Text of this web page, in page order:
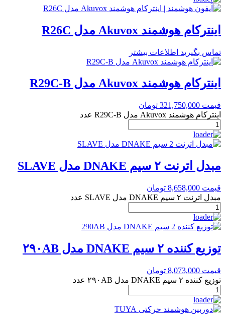
اینترکام هوشمند Akuvox مدل R26C
تماس بگیرید اطلاعات بیشتر
اینترکام هوشمند Akuvox مدل R29C-B
قیمت 321,750,000 تومان
اینترکام هوشمند Akuvox مدل R29C-B عدد
مبدل اترنت ۲ سیم DNAKE مدل SLAVE
قیمت 8,658,000 تومان
مبدل اترنت ۲ سیم DNAKE مدل SLAVE عدد
توزیع کننده ۲ سیم DNAKE مدل ۲۹۰AB
قیمت 8,073,000 تومان
توزیع کننده ۲ سیم DNAKE مدل ۲۹۰AB عدد